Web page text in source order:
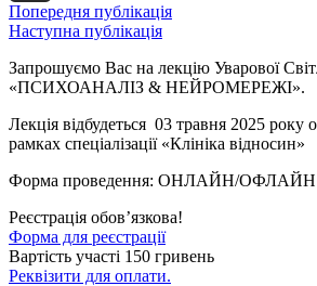
Email
Попередня публікація
Наступна публікація
Запрошуємо Вас на лекцію Уварової
«ПСИХОАНАЛІЗ & НЕЙРОМЕРЕЖІ».
Лекція відбудеться 03 травня 2025 року
рамках спеціалізації «Клініка відносин»
Форма проведення: ОНЛАЙН/ОФЛАЙН
Реєстрація обов’язкова!
Форма для реєстрації
Вартість участі 150 гривень
Реквізити для оплати.